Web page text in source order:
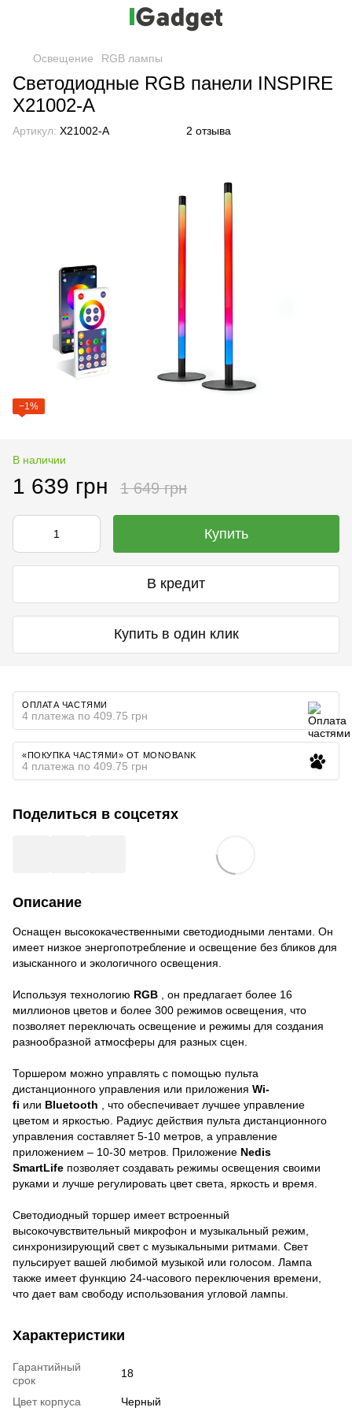
Освещение RGB лампы
Светодиодные RGB панели INSPIRE
X21002-A
Артикул: X21002-A 2 отзыва
−1%
В наличии
1 639 грн 1 649 грн
Купить
В кредит
Купить в один клик
ОПЛАТА ЧАСТЯМИ
4 платежа по 409.75 грн
«ПОКУПКА ЧАСТЯМИ» ОТ MONOBANK
4 платежа по 409.75 грн
Поделиться в соцсетях
Описание
Оснащен высококачественными светодиодными лентами. Он
имеет низкое энергопотребление и освещение без бликов для
изысканного и экологичного освещения.
Используя технологию RGB , он предлагает более 16
миллионов цветов и более 300 режимов освещения, что
позволяет переключать освещение и режимы для создания
разнообразной атмосферы для разных сцен.
Торшером можно управлять с помощью пульта
дистанционного управления или приложения Wi-
fi или Bluetooth , что обеспечивает лучшее управление
цветом и яркостью. Радиус действия пульта дистанционного
управления составляет 5-10 метров, а управление
приложением – 10-30 метров. Приложение Nedis
SmartLife позволяет создавать режимы освещения своими
руками и лучше регулировать цвет света, яркость и время.
Светодиодный торшер имеет встроенный
высокочувствительный микрофон и музыкальный режим,
синхронизирующий свет с музыкальными ритмами. Свет
пульсирует вашей любимой музыкой или голосом. Лампа
также имеет функцию 24-часового переключения времени,
что дает вам свободу использования угловой лампы.
Характеристики
Гарантийный
срок
18
Цвет корпуса Черный